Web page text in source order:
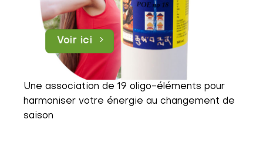
Voir ici
Une association de 19 oligo-éléments pour
harmoniser votre énergie au changement de
saison